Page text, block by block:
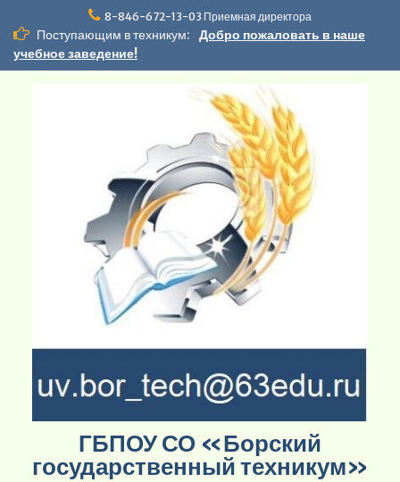
содержимому
8-846-672-13-03 Приемная директора
Поступающим в техникум:
Добро пожаловать в наше
учебное заведение!
ГБПОУ СО «Борский
государственный техникум»